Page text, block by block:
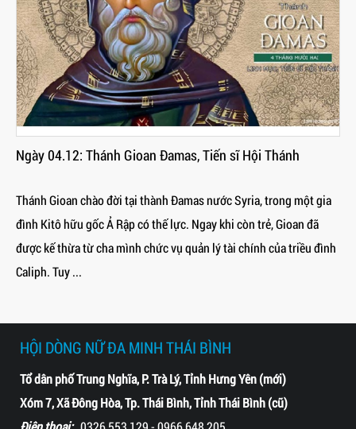
Ngày 04.12: Thánh Gioan Đamas, Tiến sĩ Hội Thánh
Thánh Gioan chào đời tại thành Đamas nước Syria, trong một gia
đình Kitô hữu gốc Ả Rập có thế lực. Ngay khi còn trẻ, Gioan đã
được kế thừa từ cha mình chức vụ quản lý tài chính của triều đình
Caliph. Tuy ...
HỘI DÒNG NỮ ĐA MINH THÁI BÌNH
Tổ dân phố Trung Nghĩa, P. Trà Lý, Tỉnh Hưng Yên (mới)
Xóm 7, Xã Đông Hòa, Tp. Thái Bình, Tỉnh Thái Bình (cũ)